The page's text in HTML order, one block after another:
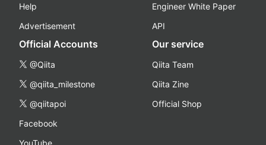
Help
Advertisement
Engineer White Paper
API
Official Accounts
@Qiita
@qiita_milestone
@qiitapoi
Facebook
YouTube
Our service
Qiita Team
Qiita Zine
Official Shop